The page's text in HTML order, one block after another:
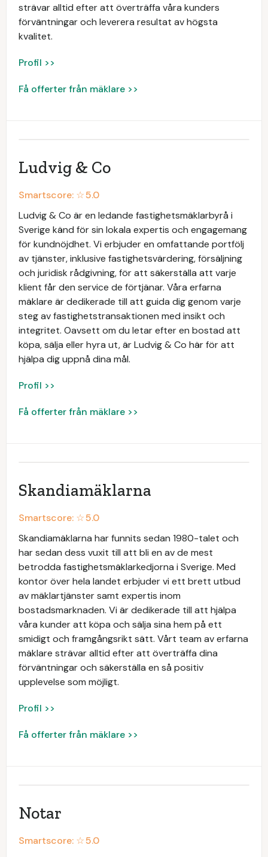
strävar alltid efter att överträffa våra kunders
förväntningar och leverera resultat av högsta
kvalitet.
Profil >>
Få offerter från mäklare >>
Ludvig & Co
Smartscore: ☆5.0
Ludvig & Co är en ledande fastighetsmäklarbyrå i
Sverige känd för sin lokala expertis och engagemang
för kundnöjdhet. Vi erbjuder en omfattande portfölj
av tjänster, inklusive fastighetsvärdering, försäljning
och juridisk rådgivning, för att säkerställa att varje
klient får den service de förtjänar. Våra erfarna
mäklare är dedikerade till att guida dig genom varje
steg av fastighetstransaktionen med insikt och
integritet. Oavsett om du letar efter en bostad att
köpa, sälja eller hyra ut, är Ludvig & Co här för att
hjälpa dig uppnå dina mål.
Profil >>
Få offerter från mäklare >>
Skandiamäklarna
Smartscore: ☆5.0
Skandiamäklarna har funnits sedan 1980-talet och
har sedan dess vuxit till att bli en av de mest
betrodda fastighetsmäklarkedjorna i Sverige. Med
kontor över hela landet erbjuder vi ett brett utbud
av mäklartjänster samt expertis inom
bostadsmarknaden. Vi är dedikerade till att hjälpa
våra kunder att köpa och sälja sina hem på ett
smidigt och framgångsrikt sätt. Vårt team av erfarna
mäklare strävar alltid efter att överträffa dina
förväntningar och säkerställa en så positiv
upplevelse som möjligt.
Profil >>
Få offerter från mäklare >>
Notar
Smartscore: ☆5.0